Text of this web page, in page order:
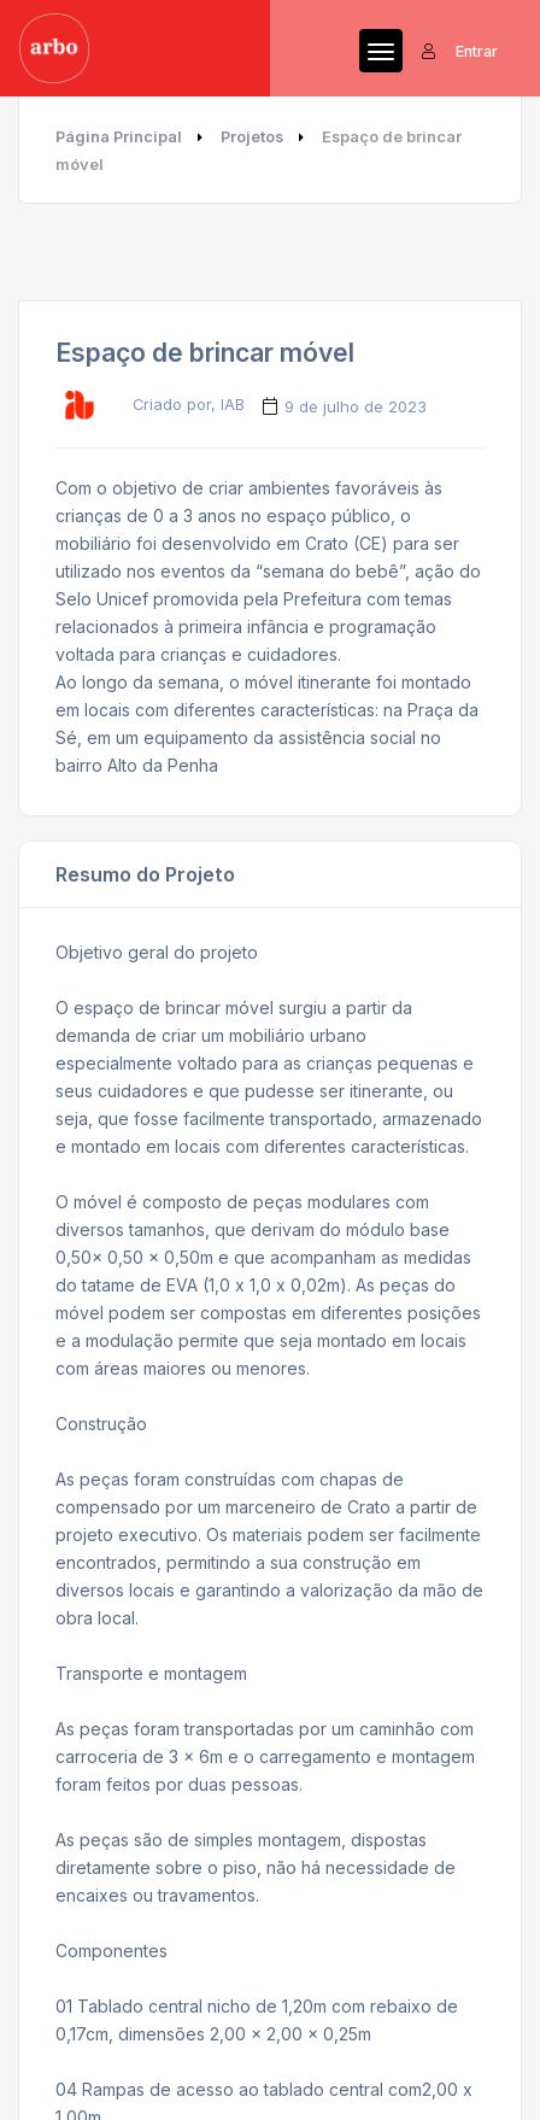
Entrar
Página Principal Projetos
Espaço de brincar
móvel
Espaço de brincar móvel
Criado por, IAB 9 de julho de 2023
Com o objetivo de criar ambientes favoráveis às
crianças de 0 a 3 anos no espaço público, o
mobiliário foi desenvolvido em Crato (CE) para ser
utilizado nos eventos da “semana do bebê”, ação do
Selo Unicef promovida pela Prefeitura com temas
relacionados à primeira infância e programação
voltada para crianças e cuidadores.
Ao longo da semana, o móvel itinerante foi montado
em locais com diferentes características: na Praça da
Sé, em um equipamento da assistência social no
bairro Alto da Penha
Resumo do Projeto
Objetivo geral do projeto
O espaço de brincar móvel surgiu a partir da
demanda de criar um mobiliário urbano
especialmente voltado para as crianças pequenas e
seus cuidadores e que pudesse ser itinerante, ou
seja, que fosse facilmente transportado, armazenado
e montado em locais com diferentes características.
O móvel é composto de peças modulares com
diversos tamanhos, que derivam do módulo base
0,50x 0,50 x 0,50m e que acompanham as medidas
do tatame de EVA (1,0 x 1,0 x 0,02m). As peças do
móvel podem ser compostas em diferentes posições
e a modulação permite que seja montado em locais
com áreas maiores ou menores.
Construção
As peças foram construídas com chapas de
compensado por um marceneiro de Crato a partir de
projeto executivo. Os materiais podem ser facilmente
encontrados, permitindo a sua construção em
diversos locais e garantindo a valorização da mão de
obra local.
Transporte e montagem
As peças foram transportadas por um caminhão com
carroceria de 3 x 6m e o carregamento e montagem
foram feitos por duas pessoas.
As peças são de simples montagem, dispostas
diretamente sobre o piso, não há necessidade de
encaixes ou travamentos.
Componentes
01 Tablado central nicho de 1,20m com rebaixo de
0,17cm, dimensões 2,00 x 2,00 x 0,25m
04 Rampas de acesso ao tablado central com2,00 x